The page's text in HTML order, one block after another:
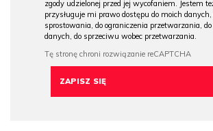
zgody udzielonej przed jej wycofaniem. Jestem
przysługuje mi prawo dostępu do moich danych,
sprostowania, do ograniczenia przetwarzania,
danych, do sprzeciwu wobec przetwarzania.